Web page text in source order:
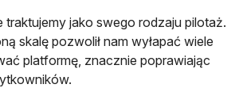
traktujemy jako swego rodzaju pilotaż.
skalę pozwolił nam wyłapać wiele
platformę, znacznie poprawiając